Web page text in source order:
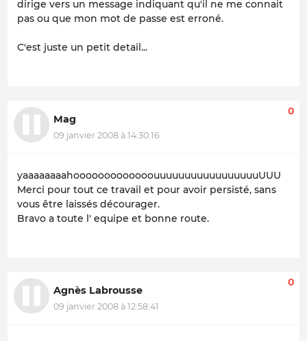
dirige vers un message indiquant qu'il ne me connait
pas ou que mon mot de passe est erroné.
C'est juste un petit detail...
Mag
09 janvier 2008 à 14:30:16
0
yaaaaaaaahooooooooooooouuuuuuuuuuuuuuuuuUUU
Merci pour tout ce travail et pour avoir persisté, sans
vous être laissés décourager.
Bravo a toute l' equipe et bonne route.
Agnès Labrousse
09 janvier 2008 à 12:58:41
0